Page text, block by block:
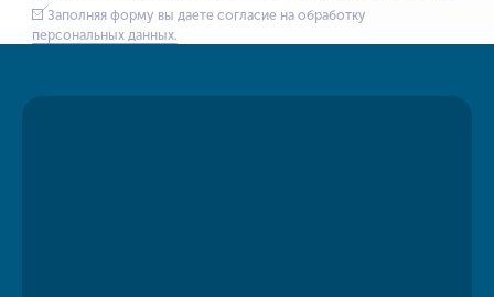
Заполняя форму вы даете согласие на обработку
персональных данных.